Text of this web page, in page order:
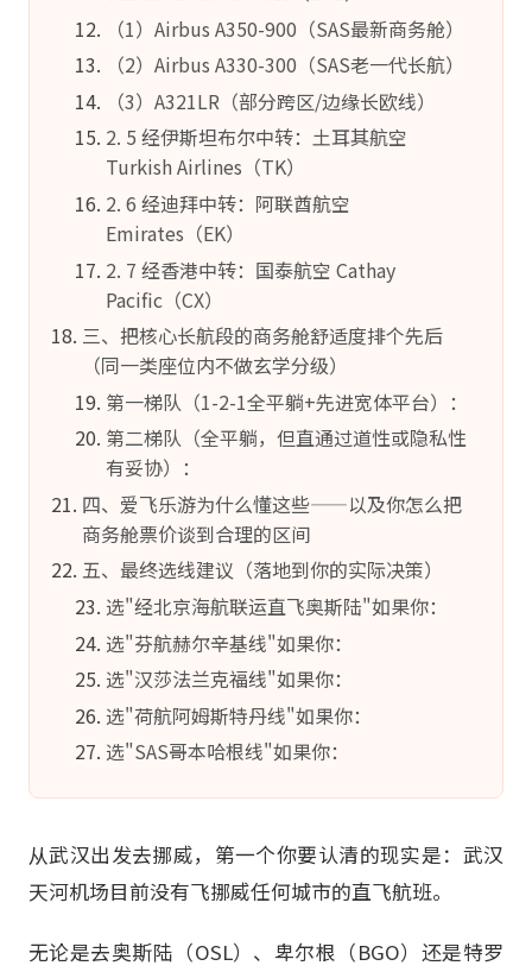
（1）Airbus A350-900（SAS最新商务舱）
（2）Airbus A330-300（SAS老一代长航）
（3）A321LR（部分跨区/边缘长欧线）
2. 5 经伊斯坦布尔中转：土耳其航空
Turkish Airlines（TK）
2. 6 经迪拜中转：阿联酋航空
Emirates（EK）
2. 7 经香港中转：国泰航空 Cathay
Pacific（CX）
三、把核心长航段的商务舱舒适度排个先后
（同一类座位内不做玄学分级）
第一梯队（1-2-1全平躺+先进宽体平台）：
第二梯队（全平躺，但直通过道性或隐私性
有妥协）：
四、爱飞乐游为什么懂这些——以及你怎么把
商务舱票价谈到合理的区间
五、最终选线建议（落地到你的实际决策）
选"经北京海航联运直飞奥斯陆"如果你：
选"芬航赫尔辛基线"如果你：
选"汉莎法兰克福线"如果你：
选"荷航阿姆斯特丹线"如果你：
选"SAS哥本哈根线"如果你：
从武汉出发去挪威，第一个你要认清的现实是：武汉
天河机场目前没有飞挪威任何城市的直飞航班。
无论是去奥斯陆（OSL）、卑尔根（BGO）还是特罗